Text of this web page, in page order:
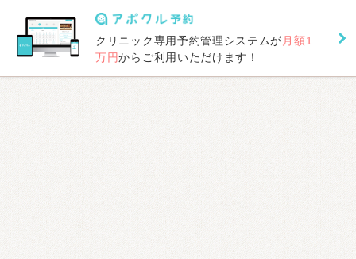
クリニック専用予約管理システムが 月額1
万円からご利用いただけます！